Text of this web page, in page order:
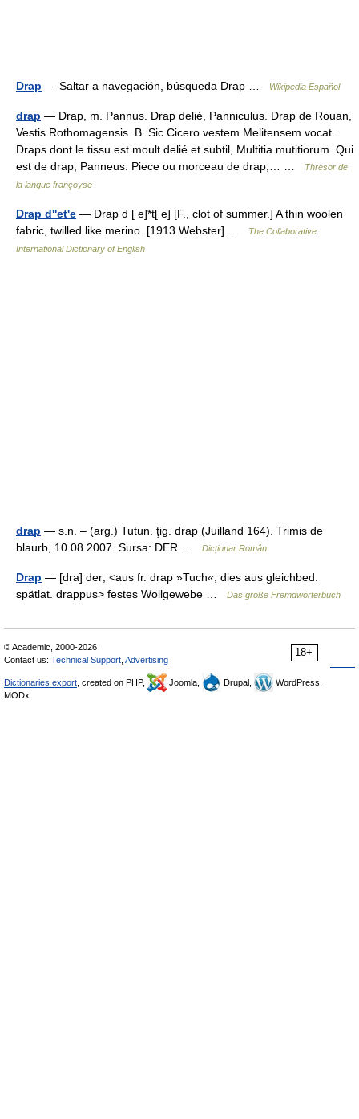
Drap — Saltar a navegación, búsqueda Drap … Wikipedia Español
drap — Drap, m. Pannus. Drap delié, Panniculus. Drap de Rouan,
Vestis Rothomagensis. B. Sic Cicero vestem Melitensem vocat.
Draps dont le tissu est moult delié et subtil, Multitia mutitiorum. Qui
est de drap, Panneus. Piece ou morceau de drap,… …
Thresor de
la langue françoyse
Drap d''et'e — Drap d [ e]*t[ e] [F., clot of summer.] A thin woolen
fabric, twilled like merino. [1913 Webster] …
The Collaborative
International Dictionary of English
drap — s.n. – (arg.) Tutun. ţig. drap (Juilland 164). Trimis de
blaurb, 10.08.2007. Sursa: DER …
Dicționar Român
Drap — [dra] der; <aus fr. drap »Tuch«, dies aus gleichbed.
spätlat. drappus> festes Wollgewebe …
Das große Fremdwörterbuch
18+
© Academic, 2000-2026
Contact us: Technical Support Advertising
Dictionaries export , created on PHP, Joomla, Drupal,
WordPress,
MODx.